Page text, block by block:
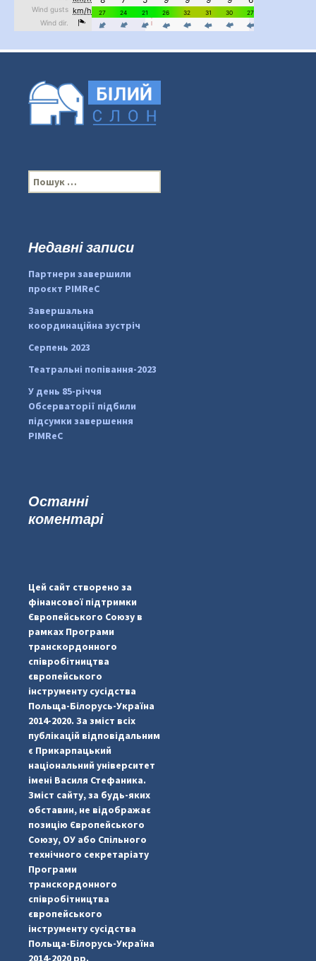
#PipIvanToday
pimrec_project
#PipIvanToday
П
о
:Недавні записи
Партнери завершили
проєкт PIMReC
Завершальна
координаційна зустріч
Серпень 2023
Театральні попівання-2023
У день 85-річчя
Обсерваторії підбили
підсумки завершення
PIMReC
Останні
коментарі
Цей сайт створено за
фінансової підтримки
Європейського Союзу в
рамках Програми
транскордонного
співробітництва
європейського
інструменту сусідства
Польща-Білорусь-Україна
2014-2020. За зміст всіх
публікацій відповідальним
є Прикарпацький
національний університет
імені Василя Стефаника.
Зміст сайту, за будь-яких
обставин, не відображає
позицію Європейського
Союзу, ОУ або Спільного
технічного секретаріату
Програми
транскордонного
співробітництва
європейського
інструменту сусідства
Польща-Білорусь-Україна
2014-2020 рр.